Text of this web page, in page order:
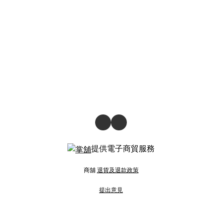
提供電子商貿服務
商舖退貨及退款政策
提出意見